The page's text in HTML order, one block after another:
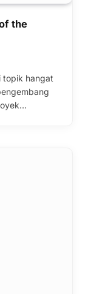
the
topik hangat